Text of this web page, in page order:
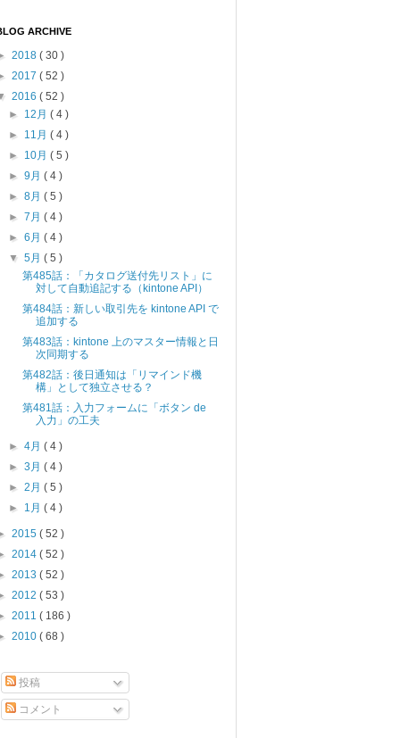
ARCHIVE
2018 ( 30 )
2017 ( 52 )
2016 ( 52 )
► 12月( 4 )
► 11月( 4 )
► 10月( 5 )
►9月( 4 )
►8月( 5 )
►7月( 4 )
►6月( 4 )
▼5月( 5 )
第485話：「カタログ送付先リスト」に
対して自動追記する（kintone API）
第484話：新しい取引先を kintone API で
追加する
第483話：kintone 上のマスター情報と日
次同期する
第482話：後日通知は「リマインド機
構」として独立させる？
第481話：入力フォームに「ボタン de
入力」の工夫
►4月( 4 )
►3月( 4 )
►2月( 5 )
► 1月( 4 )
2015 ( 52 )
2014 ( 52 )
2013 ( 52 )
2012 ( 53 )
2011 ( 186 )
2010 ( 68 )
投稿
コメント